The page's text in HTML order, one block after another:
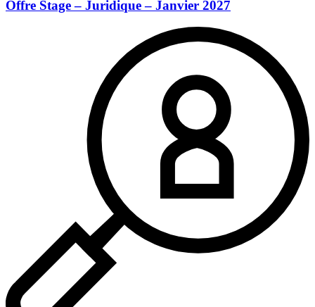
Offre Stage – Juridique – Janvier 2027